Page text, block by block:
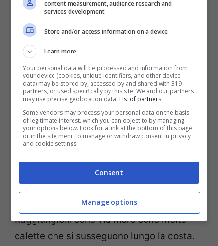
strutture in legno per la pesca ora spesso
riconvertite in ristoranti. C’è solo un
piccolo tratto di spiaggia libera – il resto è
di proprietà dell’albergo – e ci si arriva
tramite un sentiero che parte dalla località
Tuppo delle Pile.
Zaiana- Gargano
E’ la spiaggia amata dai giovani pugliesi
che si trattengono qui fin dopo il tramonto.
Al mattino è molto più tranquilla, si anima
nel pomeriggio e al tramonto.
Raggiungibili sono via mare sono molte
calette che si susseguono lungo la costa.
content measurement, audience research and
services development
Store and/or access information on a device
Learn more
Your personal data will be processed and information from
your device (cookies, unique identifiers, and other device
data) may be stored by, accessed by and shared with 319
partners, or used specifically by this site. We and our partners
may use precise geolocation data. List of partners.
Some vendors may process your personal data on the basis
of legitimate interest, which you can object to by managing
your options below. Look for a link at the bottom of this page
or in the site menu to manage or withdraw consent in privacy
and cookie settings.
Consent
Manage options